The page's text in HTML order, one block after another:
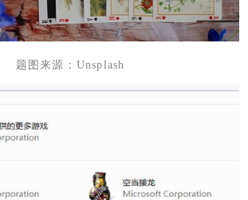
题图来源：Unsplash